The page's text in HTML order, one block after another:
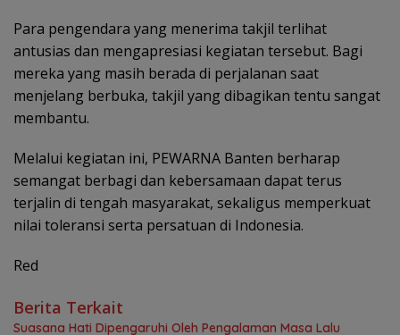
Para pengendara yang menerima takjil terlihat
antusias dan mengapresiasi kegiatan tersebut. Bagi
mereka yang masih berada di perjalanan saat
menjelang berbuka, takjil yang dibagikan tentu sangat
membantu.
Melalui kegiatan ini, PEWARNA Banten berharap
semangat berbagi dan kebersamaan dapat terus
terjalin di tengah masyarakat, sekaligus memperkuat
nilai toleransi serta persatuan di Indonesia.
Red
Berita Terkait
Suasana Hati Dipengaruhi Oleh Pengalaman Masa Lalu